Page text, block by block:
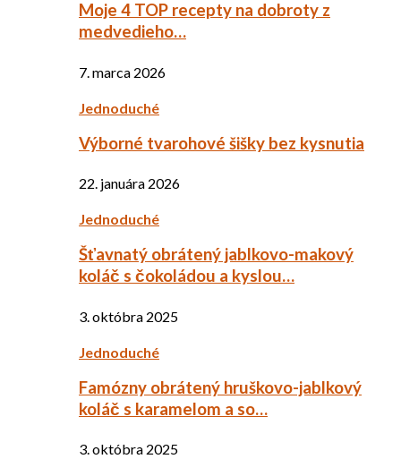
Moje 4 TOP recepty na dobroty z
medvedieho…
7. marca 2026
Jednoduché
Výborné tvarohové šišky bez kysnutia
22. januára 2026
Jednoduché
Šťavnatý obrátený jablkovo-makový
koláč s čokoládou a kyslou…
3. októbra 2025
Jednoduché
Famózny obrátený hruškovo-jablkový
koláč s karamelom a so…
3. októbra 2025